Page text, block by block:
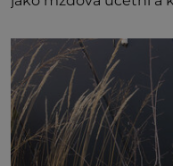
máme vnoučata, mi
pomoc, co se hlídání